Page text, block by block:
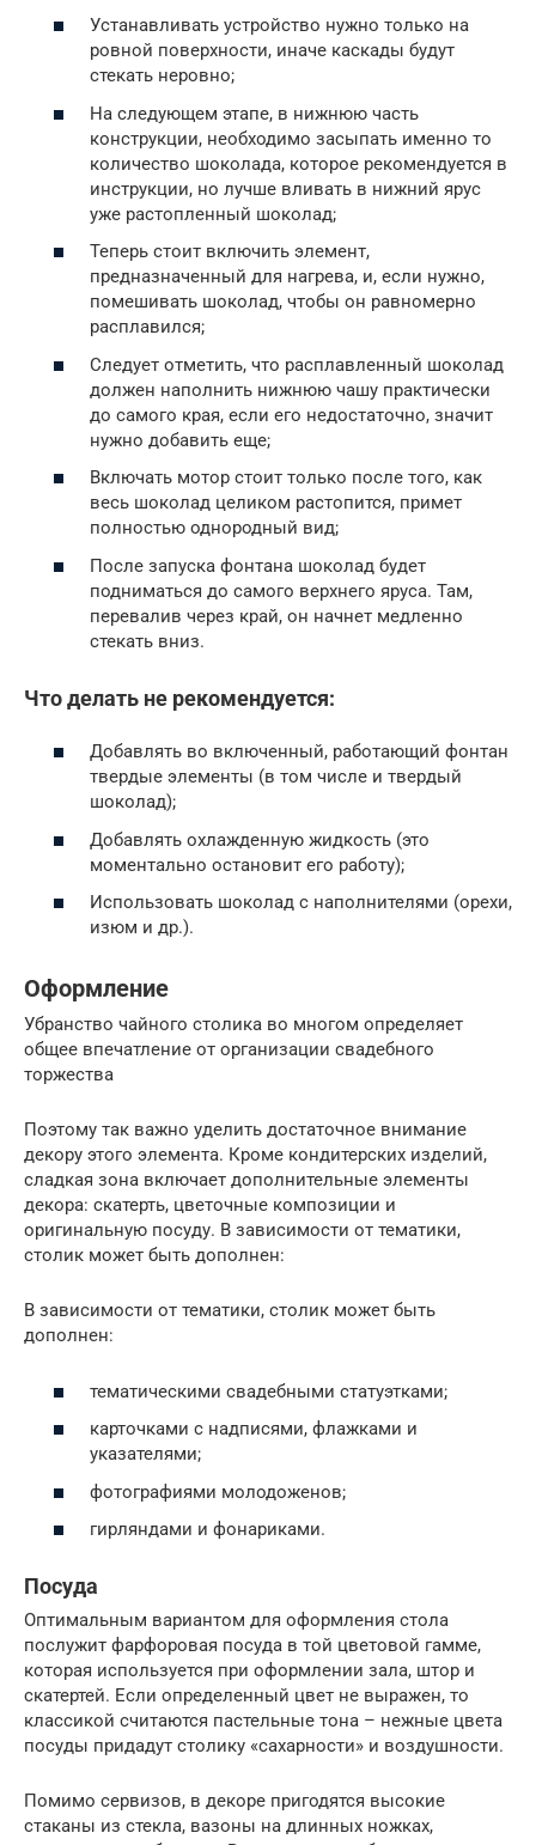
Устанавливать устройство нужно только на
ровной поверхности, иначе каскады будут
стекать неровно;
На следующем этапе, в нижнюю часть
конструкции, необходимо засыпать именно то
количество шоколада, которое рекомендуется в
инструкции, но лучше вливать в нижний ярус
уже растопленный шоколад;
Теперь стоит включить элемент,
предназначенный для нагрева, и, если нужно,
помешивать шоколад, чтобы он равномерно
расплавился;
Следует отметить, что расплавленный шоколад
должен наполнить нижнюю чашу практически
до самого края, если его недостаточно, значит
нужно добавить еще;
Включать мотор стоит только после того, как
весь шоколад целиком растопится, примет
полностью однородный вид;
После запуска фонтана шоколад будет
подниматься до самого верхнего яруса. Там,
перевалив через край, он начнет медленно
стекать вниз.
Что делать не рекомендуется:
Добавлять во включенный, работающий фонтан
твердые элементы (в том числе и твердый
шоколад);
Добавлять охлажденную жидкость (это
моментально остановит его работу);
Использовать шоколад с наполнителями (орехи,
изюм и др.).
Оформление
Убранство чайного столика во многом определяет
общее впечатление от организации свадебного
торжества
Поэтому так важно уделить достаточное внимание
декору этого элемента. Кроме кондитерских изделий,
сладкая зона включает дополнительные элементы
декора: скатерть, цветочные композиции и
оригинальную посуду. В зависимости от тематики,
столик может быть дополнен:
В зависимости от тематики, столик может быть
дополнен:
тематическими свадебными статуэтками;
карточками с надписями, флажками и
указателями;
фотографиями молодоженов;
гирляндами и фонариками.
Посуда
Оптимальным вариантом для оформления стола
послужит фарфоровая посуда в той цветовой гамме,
которая используется при оформлении зала, штор и
скатертей. Если определенный цвет не выражен, то
классикой считаются пастельные тона – нежные цвета
посуды придадут столику «сахарности» и воздушности.
Помимо сервизов, в декоре пригодятся высокие
стаканы из стекла, вазоны на длинных ножках,